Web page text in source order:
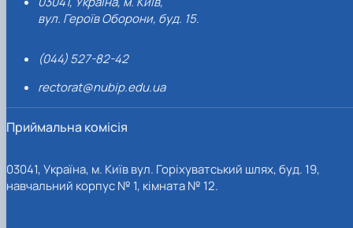
вул. Героїв Оборони, буд. 15.
(044) 527-82-42
rectorat@nubip.edu.ua
Приймальна комісія
03041, Україна, м. Київ вул. Горіхуватський шлях, буд. 19,
навчальний корпус № 1, кімната № 12.